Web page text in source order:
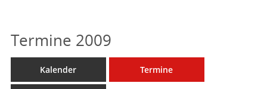
Termine 2009
Kalender Termine